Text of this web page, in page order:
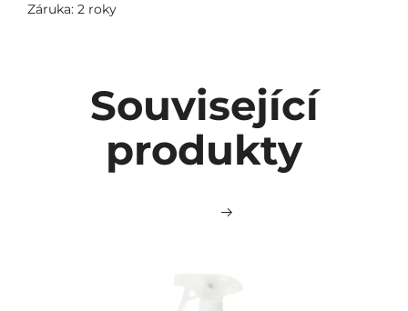
Záruka: 2 roky
Související
produkty